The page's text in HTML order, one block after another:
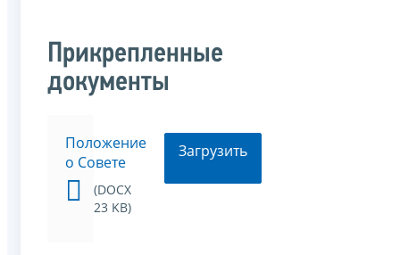
Прикрепленные
документы
Положение
о Совете
(DOCX
23 KB)
Загрузить